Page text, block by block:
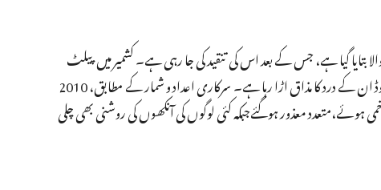
بتایا گیا ہے، جس کے بعد اس کی تنقید کی جا رہی ہے۔ کشمیر میں پیلٹ
گن متاثرین کا کہنا ہے کہ انہوں نے ریاستی تشدد برداشت کیا ہے اور اب بالی وڈ ان کے درد کا مذاق اڑا رہا ہے۔ سرکاری اعداد و شمار کے مطابق، 2010
تقریباً 10,000 افراد پیلٹ گن سے زخمی ہوئے،متعدد معذور ہوگئےجبکہ کئی لوگوں کی آنکھوں کی روشنی بھی چلی